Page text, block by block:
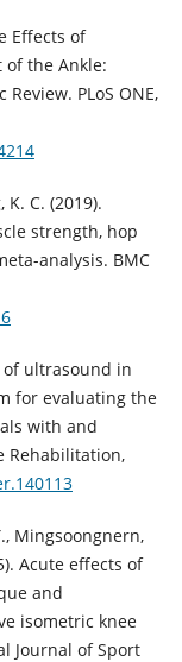
Effects of
of the Ankle:
PLoS ONE,
K. C. (2019).
strength, hop
analysis. BMC
of ultrasound in
for evaluating the
with and
Rehabilitation,
Mingsoongnern,
Acute effects of
and
isometric knee
Journal of Sport